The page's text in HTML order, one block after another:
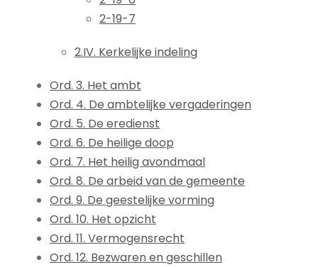
2-19-7
2.IV. Kerkelijke indeling
Ord. 3. Het ambt
Ord. 4. De ambtelijke vergaderingen
Ord. 5. De eredienst
Ord. 6. De heilige doop
Ord. 7. Het heilig avondmaal
Ord. 8. De arbeid van de gemeente
Ord. 9. De geestelijke vorming
Ord. 10. Het opzicht
Ord. 11. Vermogensrecht
Ord. 12. Bezwaren en geschillen